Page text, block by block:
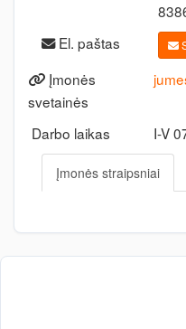
El. paštas
Įmonės
svetainės
Darbo laikas I-V
Įmonės straipsniai